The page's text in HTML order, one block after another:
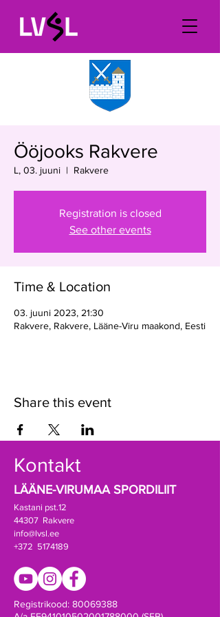
Ööjooks Rakvere
L, 03. juuni
  |
Rakvere
Registration is closed
See other events
Time & Location
03. juuni 2023, 21:30
Rakvere, Rakvere, Lääne-Viru maakond, Eesti
Share this event
Kontakt
LÄÄNE-VIRUMAA SPORDILIIT
Kastani pst.12
44307 Rakvere
info@lvsl.ee
+372 5174189
Registrikood: 80069388